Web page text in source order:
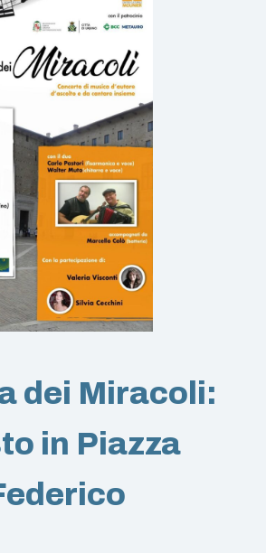
dei Miracoli:
in Piazza